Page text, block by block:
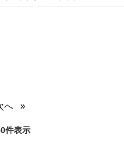
へ
件表示